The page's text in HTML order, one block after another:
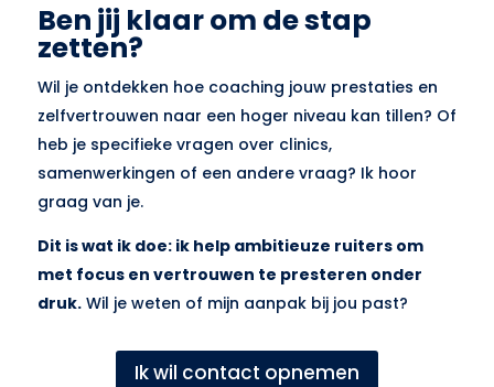
Ben jij klaar om de stap
zetten?
Wil je ontdekken hoe coaching jouw prestaties en
zelfvertrouwen naar een hoger niveau kan tillen? Of
heb je specifieke vragen over clinics,
samenwerkingen of een andere vraag? Ik hoor
graag van je.
Dit is wat ik doe: ik help ambitieuze ruiters om
met focus en vertrouwen te presteren onder
druk.Wil je weten of mijn aanpak bij jou past?
Ik wil contact opnemen